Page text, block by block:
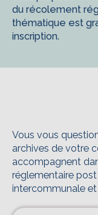
du récolement
thématique est
inscription.
Vous vous
archives de votre
accompagnent
réglementaire
intercommunale